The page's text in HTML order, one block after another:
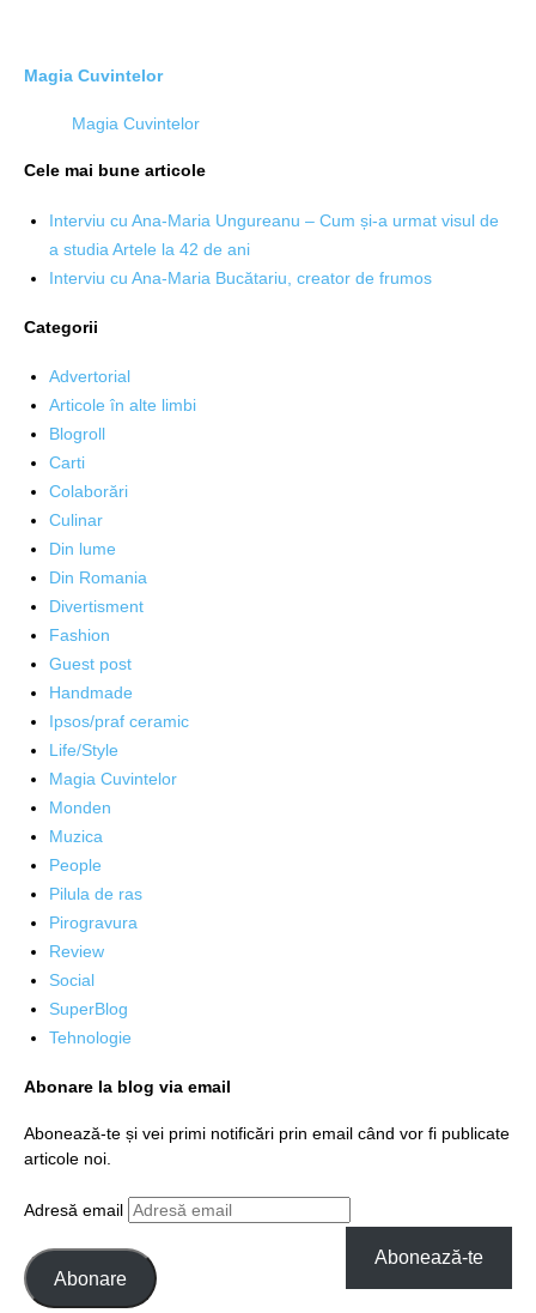
Magia Cuvintelor
Magia Cuvintelor
Cele mai bune articole
Interviu cu Ana-Maria Ungureanu – Cum și-a urmat visul de
a studia Artele la 42 de ani
Interviu cu Ana-Maria Bucătariu, creator de frumos
Categorii
Advertorial
Articole în alte limbi
Blogroll
Carti
Colaborări
Culinar
Din lume
Din Romania
Divertisment
Fashion
Guest post
Handmade
Ipsos/praf ceramic
Life/Style
Magia Cuvintelor
Monden
Muzica
People
Pilula de ras
Pirogravura
Review
Social
SuperBlog
Tehnologie
Abonare la blog via email
Abonează-te și vei primi notificări prin email când vor fi publicate
articole noi.
Adresă email
Abonare
Abonează-te